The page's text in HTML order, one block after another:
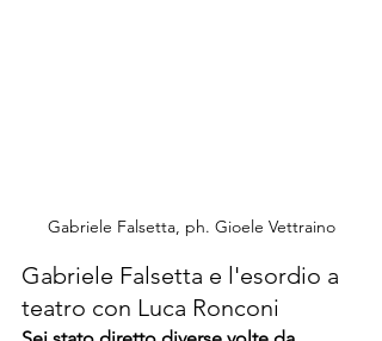
Gabriele Falsetta, ph. Gioele Vettraino
Gabriele Falsetta e l'esordio a
teatro con Luca Ronconi